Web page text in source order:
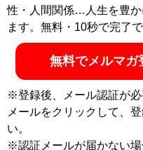
性・人間関係…人生を豊か
ます。無料・10秒で完了で
無料でメルマ
※登録後、メール認証が
メールをクリックして、
い。
※認証メールが届かない